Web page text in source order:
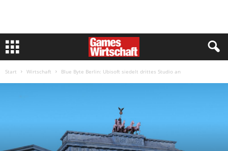
Start Wirtschaft Blue Byte Berlin: Ubisoft siedelt drittes Studio an